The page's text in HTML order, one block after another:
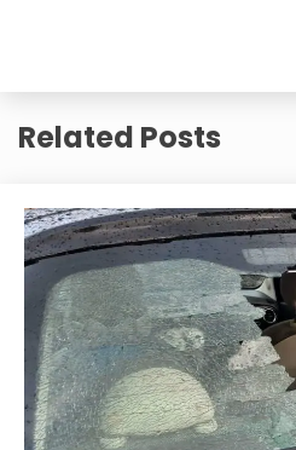
Related Posts